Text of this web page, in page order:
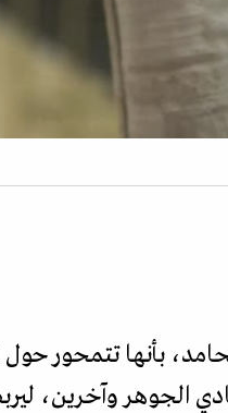
بأنها تتمحور
وآخرين، ليربط